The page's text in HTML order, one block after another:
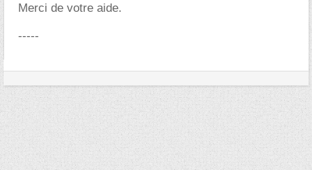
Merci de votre aide.
-----